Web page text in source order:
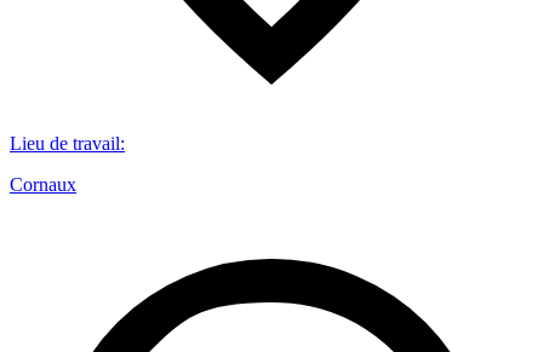
Lieu de travail:
Cornaux